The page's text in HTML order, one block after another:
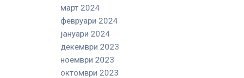
март 2024
февруари 2024
јануари 2024
декември 2023
ноември 2023
октомври 2023